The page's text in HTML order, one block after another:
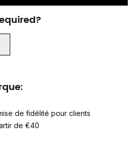
de fidélité pour clients
de €40